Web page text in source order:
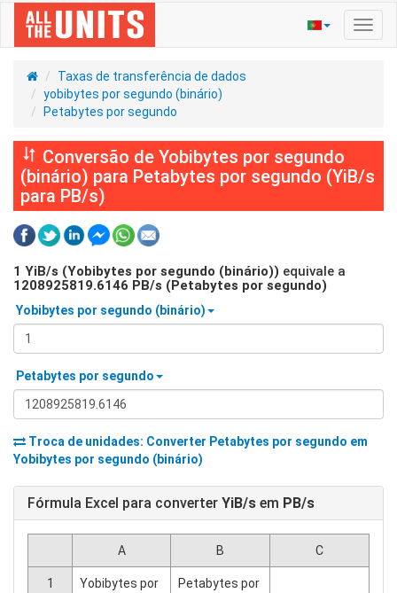
Taxas de transferência de dados
yobibytes por segundo (binário)
Petabytes por segundo
Conversão de Yobibytes por segundo
(binário) para Petabytes por segundo (YiB/s
para PB/s)
1 YiB/s (Yobibytes por segundo (binário)) equivale a
1208925819.6146 PB/s (Petabytes por segundo)
Yobibytes por segundo (binário)
Petabytes por segundo
Troca de unidades: Converter Petabytes por segundo em
Yobibytes por segundo (binário)
Fórmula Excel para converter YiB/s em PB/s
A B C
1
Yobibytes por
Petabytes por